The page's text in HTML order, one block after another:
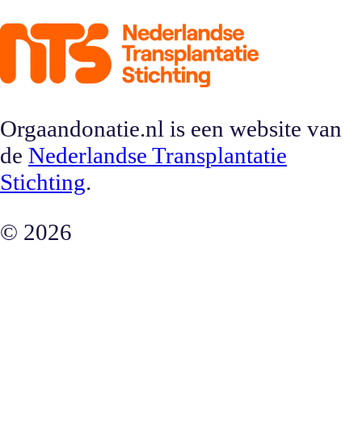
Orgaandonatie.nl is een website van
de Nederlandse Transplantatie
Stichting.
© 2026